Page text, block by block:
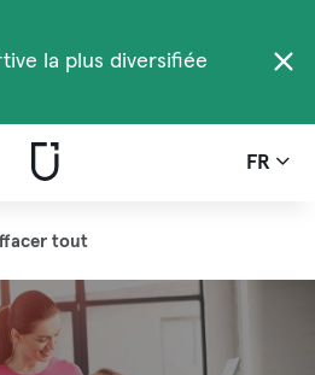
la plus diversifiée
FR
tout